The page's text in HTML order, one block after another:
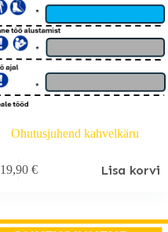
Ohutusjuhend kahvelkäru
19,90 € Lisa korvi